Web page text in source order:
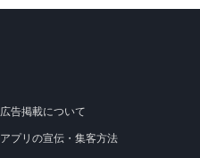
広告掲載について
アプリの宣伝・集客方法